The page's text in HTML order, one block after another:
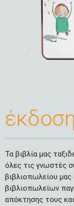
Τα βιβλία μας
όλες τις γνωστές
βιβλιοπωλείου
βιβλιοπωλείων
απόκτησης τους